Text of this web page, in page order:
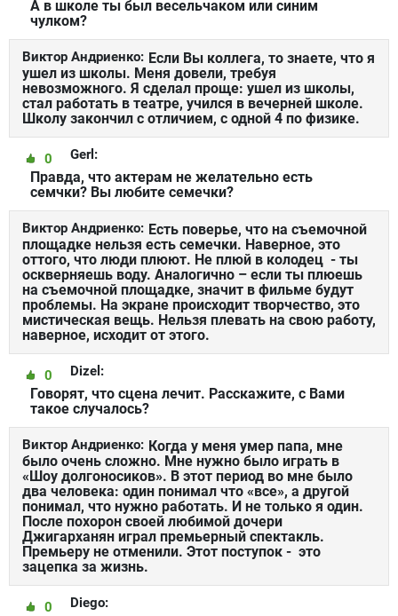
А в школе ты был весельчаком или синим
чулком?
Виктор Андриенко: Если Вы коллега, то знаете, что я
ушел из школы. Меня довели, требуя
невозможного. Я сделал проще: ушел из школы,
стал работать в театре, учился в вечерней школе.
Школу закончил с отличием, с одной 4 по физике.
Gerl:
0
Правда, что актерам не желательно есть
семчки? Вы любите семечки?
Виктор Андриенко: Есть поверье, что на съемочной
площадке нельзя есть семечки. Наверное, это
оттого, что люди плюют. Не плюй в колодец - ты
оскверняешь воду. Аналогично – если ты плюешь
на съемочной площадке, значит в фильме будут
проблемы. На экране происходит творчество, это
мистическая вещь. Нельзя плевать на свою работу,
наверное, исходит от этого.
Dizel:
0
Говорят, что сцена лечит. Расскажите, с Вами
такое случалось?
Виктор Андриенко: Когда у меня умер папа, мне
было очень сложно. Мне нужно было играть в
«Шоу долгоносиков». В этот период во мне было
два человека: один понимал что «все», а другой
понимал, что нужно работать. И не только я один.
После похорон своей любимой дочери
Джигарханян играл премьерный спектакль.
Премьеру не отменили. Этот поступок - это
зацепка за жизнь.
Diego:
0